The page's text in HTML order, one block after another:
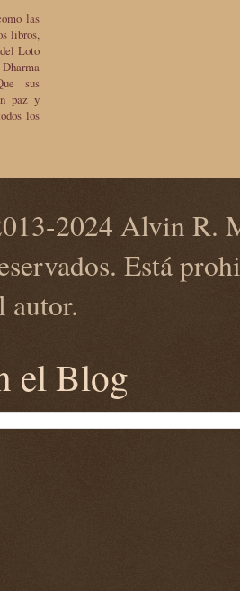
las
libros,
Loto
sus
paz y
los
2024 Alvin R.
Está
autor.
el Blog